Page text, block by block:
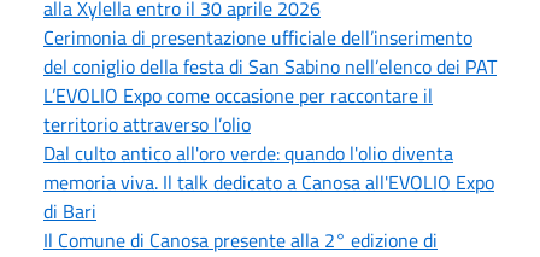
alla Xylella entro il 30 aprile 2026
Cerimonia di presentazione ufficiale dell’inserimento
del coniglio della festa di San Sabino nell’elenco dei PAT
L’EVOLIO Expo come occasione per raccontare il
territorio attraverso l’olio
Dal culto antico all'oro verde: quando l'olio diventa
memoria viva. Il talk dedicato a Canosa all'EVOLIO Expo
di Bari
Il Comune di Canosa presente alla 2° edizione di